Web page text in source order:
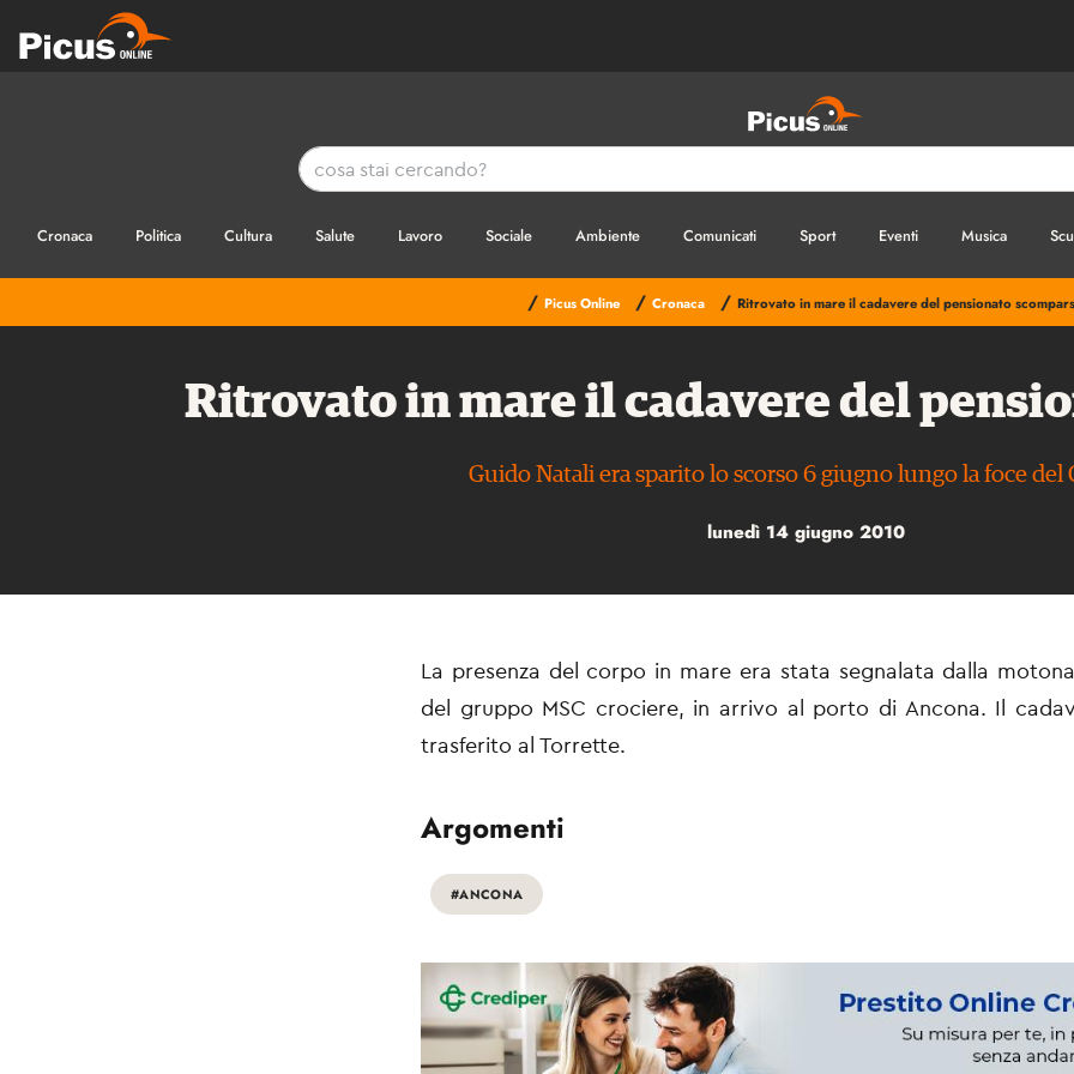
Cronaca Politica Cultura Salute Lavoro Sociale Ambiente Comunicati Sport Eventi Musica
/ Picus Online / Cronaca / Ritrovato in mare il cadavere del pensionato
Ritrovato in mare il cadavere del
Guido Natali era sparito lo scorso 6 giugno lungo la foce del
lunedì 14 giugno 2010
La presenza del corpo in mare era stata segnalata dalla
del gruppo MSC crociere, in arrivo al porto di Ancona. Il
trasferito al Torrette.
Argomenti
#ANCONA